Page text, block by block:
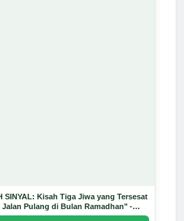
SINYAL: Kisah Tiga Jiwa yang Tersesat
Pulang di Bulan Ramadhan" -